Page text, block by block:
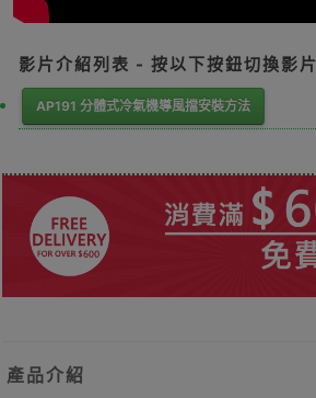
影片介紹列表 - 按以下按鈕切換影片
AP191 分體式冷氣機導風擋安裝方法
產品介紹